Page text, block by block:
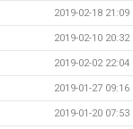
2019-02-18 21:09
2019-02-10 20:32
2019-02-02 22:04
2019-01-27 09:16
2019-01-20 07:53